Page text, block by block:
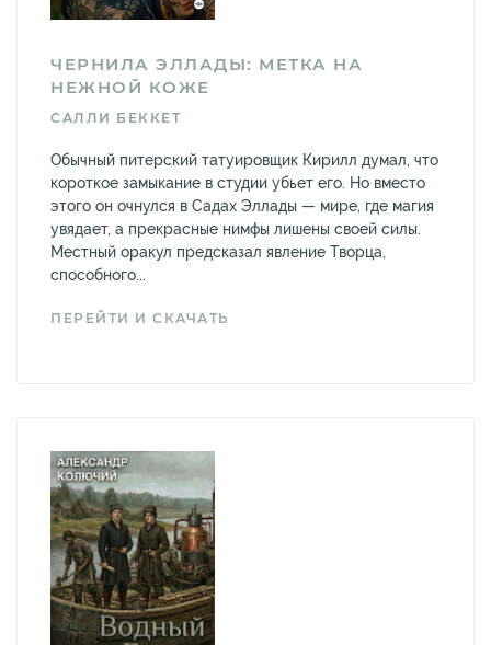
ЧЕРНИЛА ЭЛЛАДЫ: МЕТКА НА
НЕЖНОЙ КОЖЕ
САЛЛИ БЕККЕТ
Обычный питерский татуировщик Кирилл думал, что
короткое замыкание в студии убьет его. Но вместо
этого он очнулся в Садах Эллады — мире, где магия
увядает, а прекрасные нимфы лишены своей силы.
Местный оракул предсказал явление Творца,
способного...
ПЕРЕЙТИ И СКАЧАТЬ